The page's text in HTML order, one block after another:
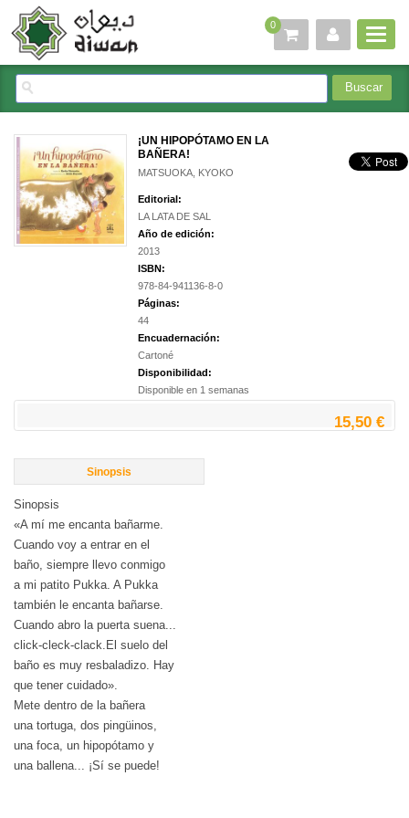
0
¡UN HIPOPÓTAMO EN LA
BAÑERA!
MATSUOKA, KYOKO
Editorial:
LA LATA DE SAL
Año de edición:
2013
ISBN:
978-84-941136-8-0
Páginas:
44
Encuadernación:
Cartoné
Disponibilidad:
Disponible en 1 semanas
15,50 €
Sinopsis
Sinopsis
«A mí me encanta bañarme.
Cuando voy a entrar en el
baño, siempre llevo conmigo
a mi patito Pukka. A Pukka
también le encanta bañarse.
Cuando abro la puerta suena...
click-cleck-clack.El suelo del
baño es muy resbaladizo. Hay
que tener cuidado».
Mete dentro de la bañera
una tortuga, dos pingüinos,
una foca, un hipopótamo y
una ballena... ¡Sí se puede!